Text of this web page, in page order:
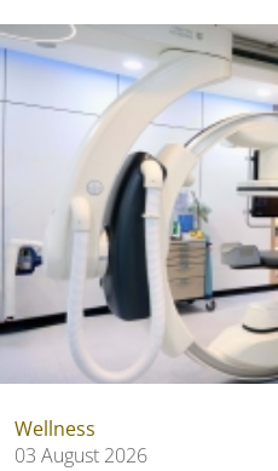
Wellness
03 August 2026